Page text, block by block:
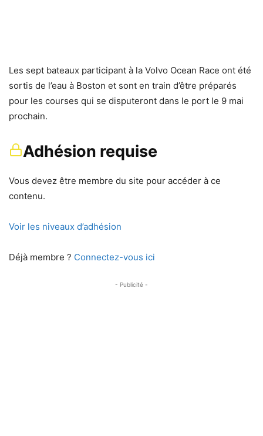
Les sept bateaux participant à la Volvo Ocean Race ont été
sortis de l’eau à Boston et sont en train d’être préparés
pour les courses qui se disputeront dans le port le 9 mai
prochain.
Adhésion requise
Vous devez être membre du site pour accéder à ce
contenu.
Voir les niveaux d’adhésion
Déjà membre ? Connectez-vous ici
- Publicité -